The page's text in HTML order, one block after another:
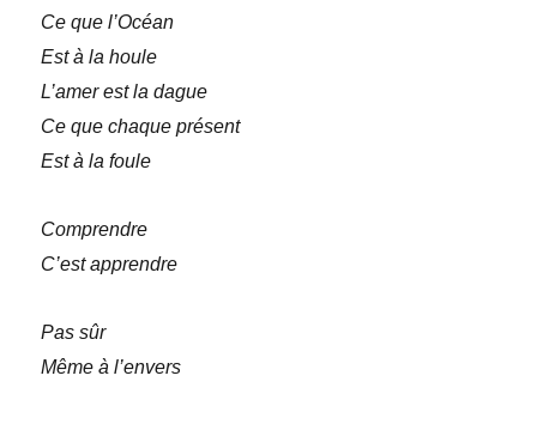
Ce que l’Océan
Est à la houle
L’amer est la dague
Ce que chaque présent
Est à la foule
Comprendre
C’est apprendre
Pas sûr
Même à l’envers